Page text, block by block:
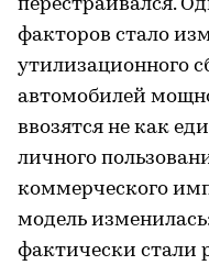
перестраивался.
факторов стало
утилизационного
автомобилей
ввозятся не как
личного
коммерческого
модель
фактически стали